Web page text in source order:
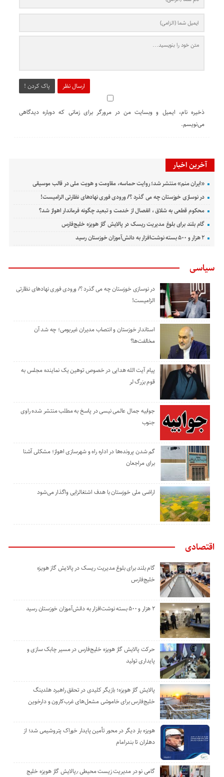
ارسال نظر پاک کردن !
ذخیره نام، ایمیل و وبسایت من در مرورگر برای زمانی که دوباره دیدگاهی
می‌نویسم.
آخرین اخبار
«ایران منم» منتشر شد؛ روایت حماسه، مقاومت و هویت ملی در قالب موسیقی
در نوسازی خوزستان چه می گذرد ؟/ ورودی فوری نهادهای نظارتی الزامیست!
محکوم قطعی به شلاق ، انفصال از خدمت و تبعید چگونه فرماندار اهواز شد؟
گام بلند برای بلوغ مدیریت ریسک در پالایش گاز هویزه خلیج‌فارس
۲ هزار و ۵۰۰ بسته نوشت‌افزار به دانش‌آموزان خوزستان رسید
سیاسی
در نوسازی خوزستان چه می گذرد ؟/ ورودی فوری نهادهای نظارتی
الزامیست!
استاندار خوزستان و انتصاب مدیران غیربومی؛ چه شد آن
مخالفت‌ها؟
پیام آیت الله هدایی در خصوص توهین یک نماینده مجلس به
قوم بزرگ لر
جوابیه جمال عالمی نیسی در پاسخ به مطلب منتشر شده راوی
جنوب
گم شدن پرونده‌ها در اداره راه و شهرسازی اهواز؛ مشکلی آشنا
برای مراجعان
اراضی ملی خوزستان با هدف اشتغالزایی واگذار می‌شود
اقتصادی
گام بلند برای بلوغ مدیریت ریسک در پالایش گاز هویزه
خلیج‌فارس
۲ هزار و ۵۰۰ بسته نوشت‌افزار به دانش‌آموزان خوزستان رسید
حرکت پالایش گاز هویزه خلیج‌فارس در مسیر چابک سازی و
پایداری تولید
پالایش گاز هویزه؛ بازیگر کلیدی در تحقق راهبرد هلدینگ
خلیج‌فارس برای خاموشی مشعل‌های غرب‌کارون و دارخوین
هویزه بار دیگر در محور تأمین پایدار خوراک پتروشیمی شد؛ از
دهلران تا بندرامام
گامی نو در مدیریت زیست ‌محیطی ٫پالایش گاز هویزه خلیج